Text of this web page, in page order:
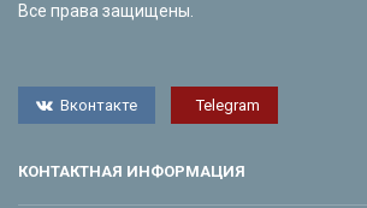
Все права защищены.
Вконтакте Telegram
КОНТАКТНАЯ ИНФОРМАЦИЯ